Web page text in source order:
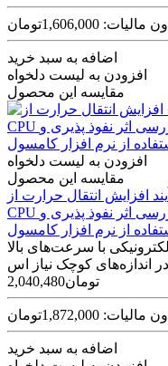
1,606,000تومان
اضافه به سبد خرید
افزودن به لیست دلخواه
مقایسه این محصول
افزودن به لیست دلخواه
مقایسه این محصول
افزایش انتقال حرارت از
CPU رایانه ها توسط متال فوم آلومینیوم و بررسی اثر نفوذ پذیری و
از نرم افزار کامسول
با سرعت‌های بالا
2,040,480تومان
1,872,000تومان
اضافه به سبد خرید